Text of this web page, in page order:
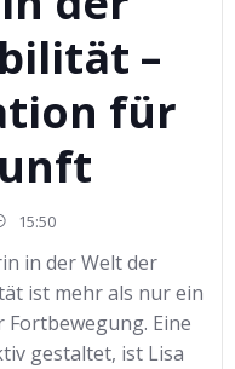
–
für
15:50
in der Welt der
ist mehr als nur ein
Eine
gestaltet, ist Lisa